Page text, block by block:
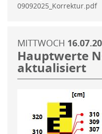
09092025_Korrektur.pdf
MITTWOCH
Hauptwerte
aktualisiert